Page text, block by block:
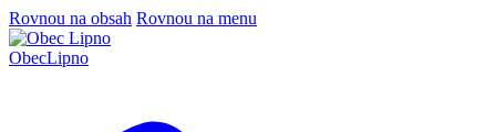
Rovnou na obsah Rovnou na menu
ObecLipno